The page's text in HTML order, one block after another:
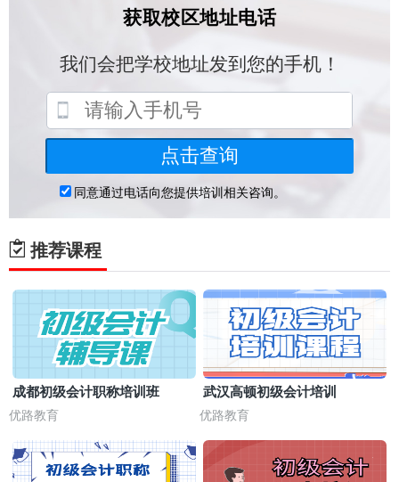
推荐课程
成都初级会计职称培训班
优路教育
武汉高顿初级会计培训
优路教育